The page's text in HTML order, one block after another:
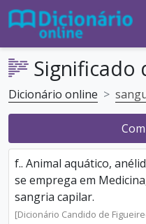
Significado
Dicionário online
f.. Animal aquático,
se emprega em
sangria capilar.
[Dicionário Candido de